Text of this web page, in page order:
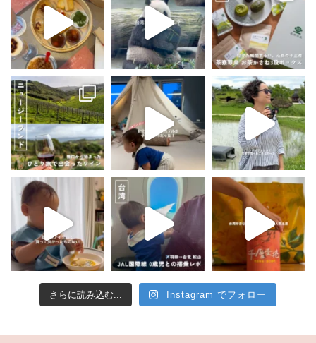
さらに読み込む... Instagram でフォロー